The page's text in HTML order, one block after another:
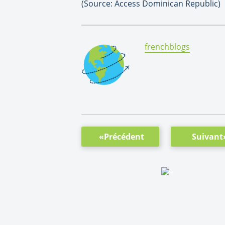
(Source: Access Dominican Republic)
By:
frenchblogs
«Précédent